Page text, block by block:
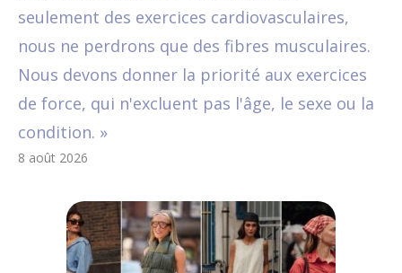
seulement des exercices cardiovasculaires,
nous ne perdrons que des fibres musculaires.
Nous devons donner la priorité aux exercices
de force, qui n'excluent pas l'âge, le sexe ou la
condition. »
8 août 2026